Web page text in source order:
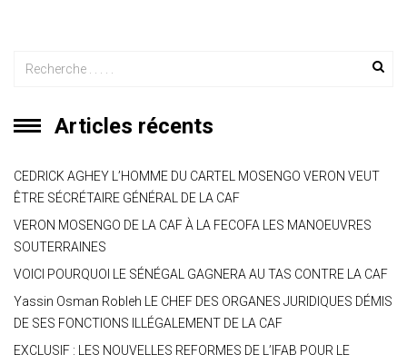
s
p
gr
m ok
Articles récents
CEDRICK AGHEY L’HOMME DU CARTEL MOSENGO VERON VEUT
ÊTRE SÉCRÉTAIRE GÉNÉRAL DE LA CAF
VERON MOSENGO DE LA CAF À LA FECOFA LES MANOEUVRES
SOUTERRAINES
VOICI POURQUOI LE SÉNÉGAL GAGNERA AU TAS CONTRE LA CAF
Yassin Osman Robleh LE CHEF DES ORGANES JURIDIQUES DÉMIS
DE SES FONCTIONS ILLÉGALEMENT DE LA CAF
EXCLUSIF : LES NOUVELLES REFORMES DE L’IFAB POUR LE